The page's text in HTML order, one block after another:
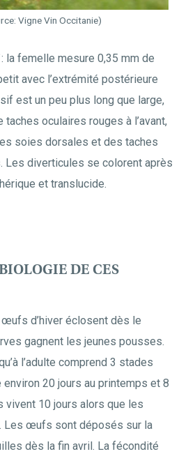
la femelle mesure 0,35 mm de
avec l’extrémité postérieure
est un peu plus long que large,
taches oculaires rouges à l’avant,
soies dorsales et des taches
Les diverticules se colorent après
et translucide.
Vigne Vin Occitanie)
DE CES
d’hiver éclosent dès le
gagnent les jeunes pousses.
l’adulte comprend 3 stades
20 jours au printemps et 8
vivent 10 jours alors que les
Les œufs sont déposés sur la
dès la fin avril. La fécondité